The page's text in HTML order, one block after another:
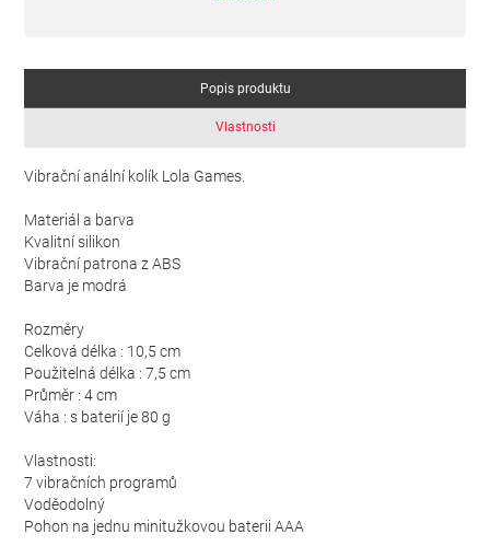
Popis produktu
Vlastnosti
Vibrační anální kolík Lola Games.
Materiál a barva
Kvalitní silikon
Vibrační patrona z ABS
Barva je modrá
Rozměry
Celková délka : 10,5 cm
Použitelná délka : 7,5 cm
Průměr : 4 cm
Váha : s baterií je 80 g
Vlastnosti:
7 vibračních programů
Voděodolný
Pohon na jednu minitužkovou baterii AAA